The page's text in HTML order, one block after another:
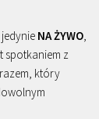
NA ŻYWO,
spotkaniem z
który